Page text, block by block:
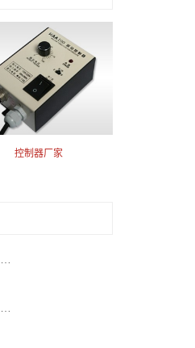
控制器厂家